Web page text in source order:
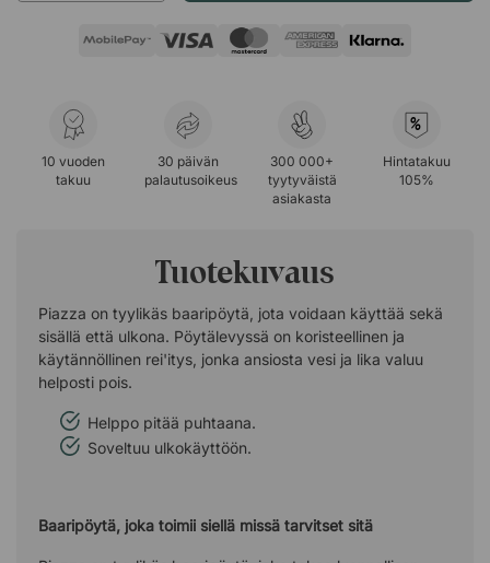
10 vuoden
takuu
30 päivän
palautusoikeus
300 000+
tyytyväistä
asiakasta
%
Hintatakuu
105%
Tuotekuvaus
Piazza on tyylikäs baaripöytä, jota voidaan käyttää sekä
sisällä että ulkona. Pöytälevyssä on koristeellinen ja
käytännöllinen rei'itys, jonka ansiosta vesi ja lika valuu
helposti pois.
Helppo pitää puhtaana.
Soveltuu ulkokäyttöön.
Baaripöytä, joka toimii siellä missä tarvitset sitä